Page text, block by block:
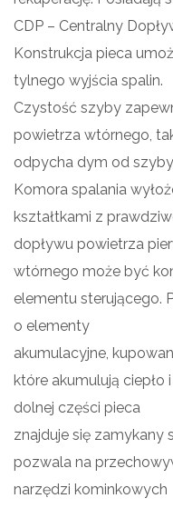
CDP – Centralny
Konstrukcja pieca
tylnego wyjścia spalin.
Czystość szyby
powietrza wtórnego,
odpycha dym od
Komora spalania
kształtkami z
dopływu powietrza
wtórnego może być
elementu sterującego.
o elementy
akumulacyjne,
które akumulują ciepło
dolnej części pieca
znajduje się zamykany
pozwala na
narzędzi kominkowych